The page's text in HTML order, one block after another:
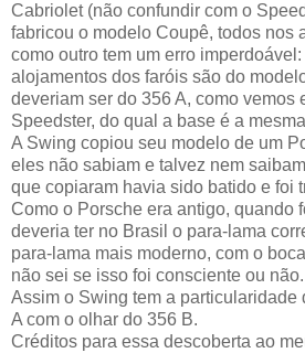
Cabriolet (não confundir com o
fabricou o modelo Coupê, todos nos
como outro tem um erro
alojamentos dos faróis são do
deveriam ser do 356 A, como vemos
Speedster, do qual a base é a
A Swing copiou seu modelo de um
eles não sabiam e talvez nem
que copiaram havia sido batido e foi
Como o Porsche era antigo, quando
deveria ter no Brasil o para-lama
para-lama mais moderno, com o
não sei se isso foi consciente ou não.
Assim o Swing tem a particularidade
A com o olhar do 356 B.
Créditos para essa descoberta ao